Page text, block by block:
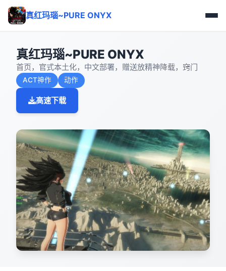
真红玛瑙~PURE ONYX
真红玛瑙~PURE ONYX
首页，官式本土化，中文部署，赠送放精神降载，窍门
ACT神作 动作
高速下载